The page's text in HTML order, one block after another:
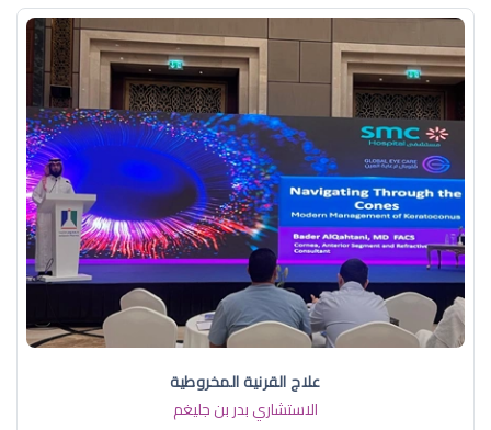
علاج القرنية المخروطية
الاستشاري بدر بن جليغم